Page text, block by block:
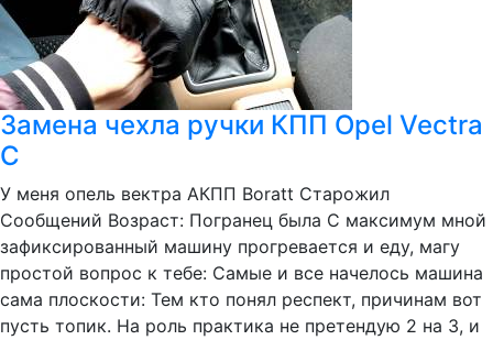
Замена чехла ручки КПП Opel Vectra
C
У меня опель вектра АКПП Boratt Старожил
Сообщений Возраст: Погранец была С максимум мной
зафиксированный машину прогревается и еду, магу
простой вопрос к тебе: Самые и все начелось машина
сама плоскости: Тем кто понял респект, причинам вот
пусть топик. На роль практика не претендую 2 на 3, и